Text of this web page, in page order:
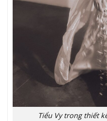
Tiểu Vy trong thiết